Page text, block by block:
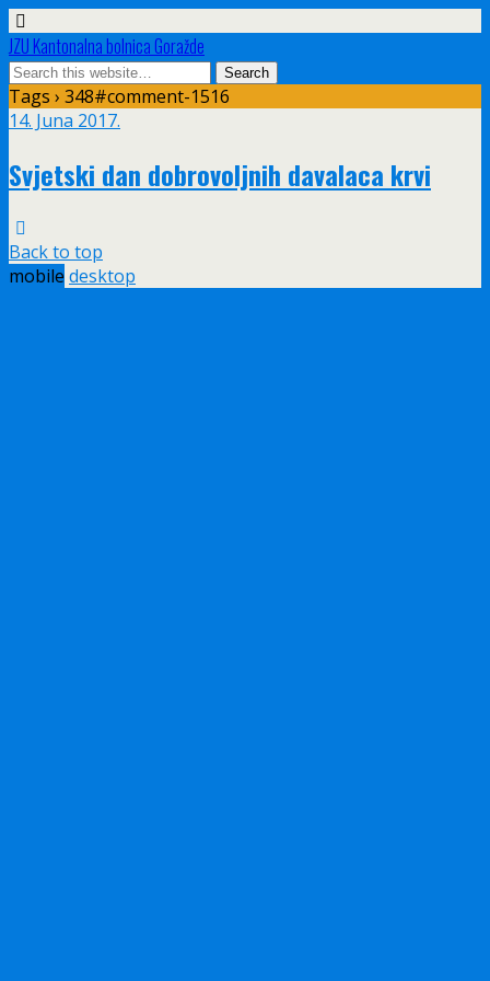
JZU Kantonalna bolnica Goražde
Tags › 348#comment-1516
14. Juna 2017.
Svjetski dan dobrovoljnih davalaca krvi
Back to top
mobile desktop